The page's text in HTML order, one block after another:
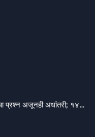
प्रश्न अजूनही अधांतरी; १४…